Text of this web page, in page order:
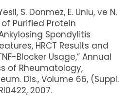
S. Donmez, E. Unlu, ve N.
of Purified Protein
Spondylitis
HRCT Results and
Blocker Usage,” Annual
of Rheumatology,
Dis., Volume 66, (Suppl.
2007.